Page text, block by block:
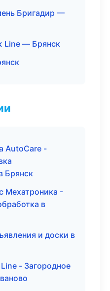
Бригадир —
Line — Брянск
AutoCare -
Брянск
Мехатроника -
в
и доски в
- Загородное